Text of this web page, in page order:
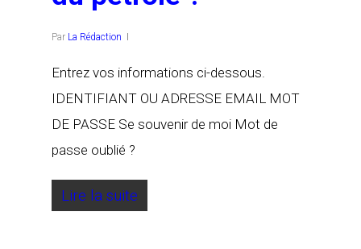
Par La Rédaction
Entrez vos informations ci-dessous.
IDENTIFIANT OU ADRESSE EMAIL MOT
DE PASSE Se souvenir de moi Mot de
passe oublié ?
Lire la suite